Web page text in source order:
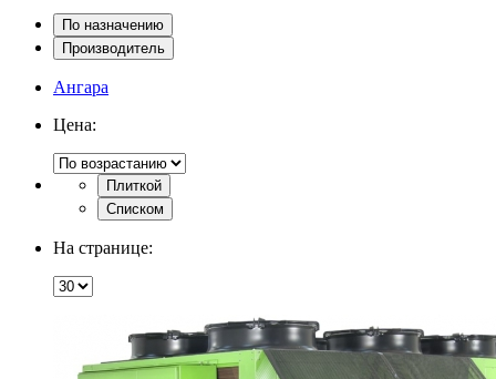
По назначению
Производитель
Ангара
Цена:
Плиткой
Списком
На странице: